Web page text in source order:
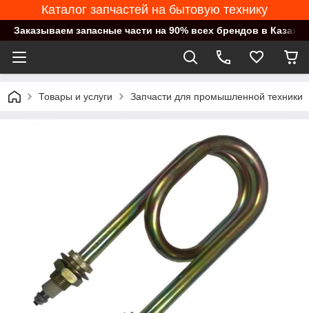
Каталог запчастей на бытовую технику
Заказываем запасные части на 90% всех брендов в
Товары и услуги Запчасти для промышленной техники